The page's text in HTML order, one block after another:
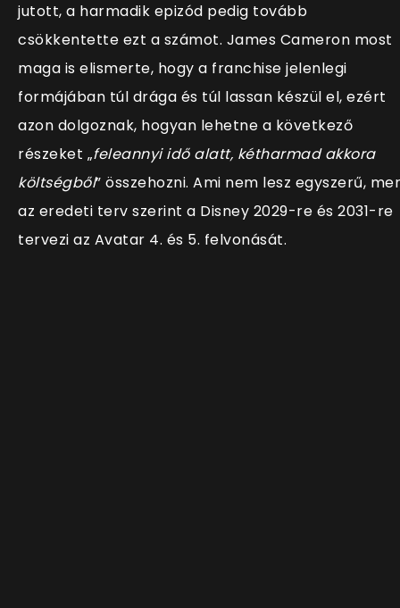
jutott, a harmadik epizód pedig tovább
csökkentette ezt a számot. James Cameron most
maga is elismerte, hogy a franchise jelenlegi
formájában túl drága és túl lassan készül el, ezért
azon dolgoznak, hogyan lehetne a következő
részeket „feleannyi idő alatt, kétharmad akkora
költségből” összehozni. Ami nem lesz egyszerű,
az eredeti terv szerint a Disney 2029-re és 2031-re
tervezi az Avatar 4. és 5. felvonását.